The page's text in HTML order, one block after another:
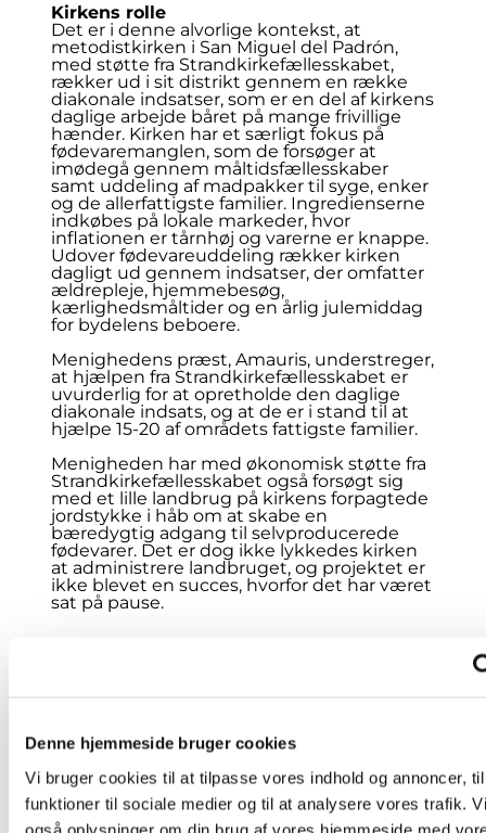
Denne hjemmeside bruger cookies
Vi bruger cookies til at tilpasse vores indhold og annoncer,
funktioner til sociale medier og til at analysere vores trafik.
også oplysninger om din brug af vores hjemmeside med
Kirkens rolle
Det er i denne alvorlige kontekst, at
metodistkirken i San Miguel del Padrón,
med støtte fra Strandkirkefællesskabet,
rækker ud i sit distrikt gennem en række
diakonale indsatser, som er en del af kirkens
daglige arbejde båret på mange frivillige
hænder. Kirken har et særligt fokus på
fødevaremanglen, som de forsøger at
imødegå gennem måltidsfællesskaber
samt uddeling af madpakker til syge, enker
og de allerfattigste familier. Ingredienserne
indkøbes på lokale markeder, hvor
inflationen er tårnhøj og varerne er knappe.
Udover fødevareuddeling rækker kirken
dagligt ud gennem indsatser, der omfatter
ældrepleje, hjemmebesøg,
kærlighedsmåltider og en årlig julemiddag
for bydelens beboere.
Menighedens præst, Amauris, understreger,
at hjælpen fra Strandkirkefællesskabet er
uvurderlig for at opretholde den daglige
diakonale indsats, og at de er i stand til at
hjælpe 15-20 af områdets fattigste familier.
Menigheden har med økonomisk støtte fra
Strandkirkefællesskabet også forsøgt sig
med et lille landbrug på kirkens forpagtede
jordstykke i håb om at skabe en
bæredygtig adgang til selvproducerede
fødevarer. Det er dog ikke lykkedes kirken
at administrere landbruget, og projektet er
ikke blevet en succes, hvorfor det har været
sat på pause.